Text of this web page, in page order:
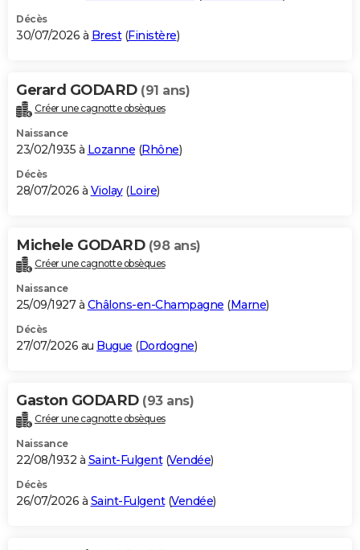
BONS PLANS
Carte de Noël
Carte Bonne année
Carte Saint-Valentin
Carte Pâques
Carte d'anniversaire
DICTIONNAIRE
Dictionnaire
Biographies
Citations
Expressions
Proverbes
PROGRAMME TV
S'inscrire
Se connecter
Lycées
Collèges
Primaires
Universités
Entreprises
Service militaire
Avis de recherche
AVIS DE DÉCÈS
Bricolage
Lifestyle
Culture
Sport
Auto
Television
Voyage
Cinema
Décès
30/07/2026 à Brest(Finistère)
Gerard GODARD (91 ans)
Créer une cagnotte obsèques
Naissance
23/02/1935 à Lozanne (Rhône)
Décès
28/07/2026 à Violay(Loire)
Michele GODARD (98 ans)
Créer une cagnotte obsèques
Naissance
25/09/1927 à Châlons-en-Champagne (Marne)
Décès
27/07/2026 au Bugue (Dordogne)
Gaston GODARD (93 ans)
Créer une cagnotte obsèques
Naissance
22/08/1932 à Saint-Fulgent(Vendée)
Décès
26/07/2026 à Saint-Fulgent(Vendée)